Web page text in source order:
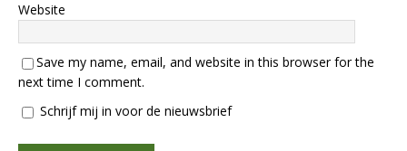
Website
Save my name, email, and website in this browser for the
next time I comment.
Schrijf mij in voor de nieuwsbrief